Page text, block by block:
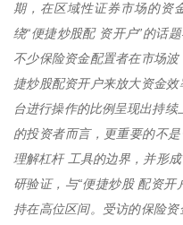
期，在区域性证券市场的资
绕“便捷炒股配 资开户”的话
不少保险资金配置者在市场
捷炒股配资开户来放大资金
台进行操作的比例呈现出持
的投资者而言，更重要的不
理解杠杆 工具的边界，并形
研验证，与“便捷炒股 配资开
持在高位区间。受访的保险